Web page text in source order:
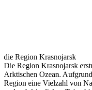
die Region Krasnojarsk
Die Region Krasnojarsk
Arktischen Ozean.
Region eine Vielzahl von